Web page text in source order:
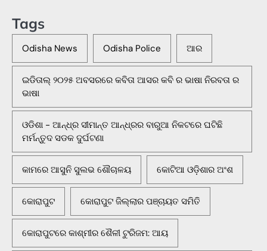
Tags
Odisha News Odisha Police ଆର
ଇଡିତାଲ୍ ୨୦୨୫ ଅବସରରେ କବିତା ଆସର କବି ର ଭାଷା ନିରବତା ର
ଭାଷା
ଓଡିଶା - ଆନ୍ଧ୍ର ସୀମାନ୍ତ ଆନ୍ଧ୍ରର ବାରୁଆ ନିକଟରେ ଘଟିଛି
ମର୍ମନ୍ତୁଦ ସଡକ ଦୁର୍ଘଟଣା
କାମରେ ଆସୁନି ସୁଲଭ ଶୌଚାଳୟ କୋଟିଆ ଓଡ଼ିଶାର ଅଂଶ
କୋରାପୁଟ କୋରାପୁଟ ଜିଲ୍ଲାର ପଞ୍ଚାୟତ ସମିତି
କୋରାପୁଟରେ କାଶ୍ମୀର ଶୈଳୀ ଟୁରିଜମ: ଆୟ